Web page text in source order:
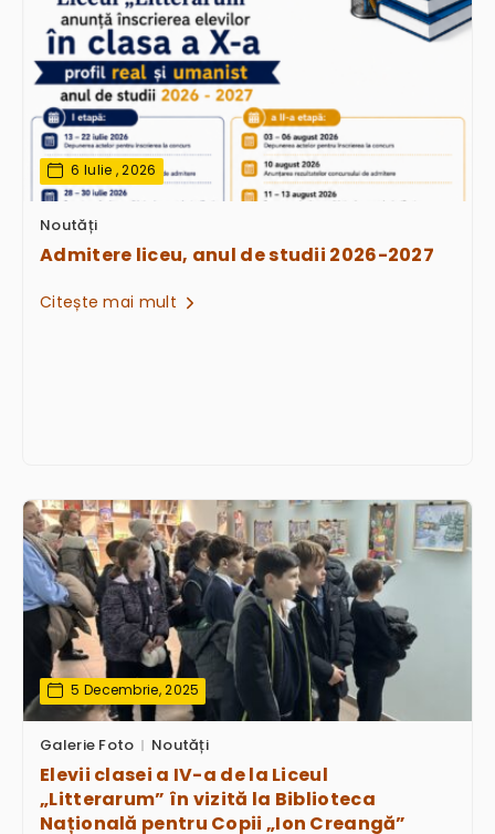
6 Iulie , 2026
Noutăți
Admitere liceu, anul de studii 2026-2027
Citește mai mult
5 Decembrie, 2025
Galerie Foto Noutăți
Elevii clasei a IV-a de la Liceul
„Litterarum” în vizită la Biblioteca
Națională pentru Copii „Ion Creangă”